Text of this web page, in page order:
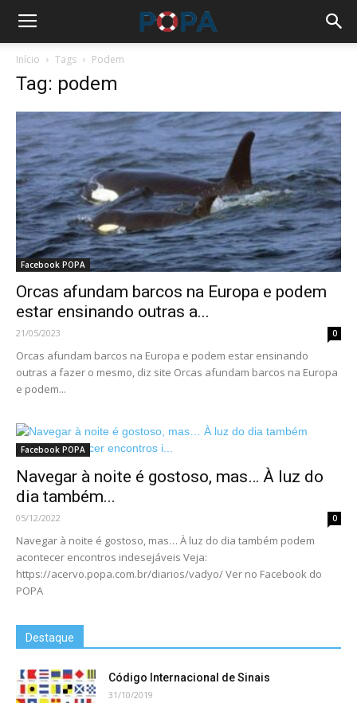
Início Tags Podem
Tag: podem
Facebook POPA
Orcas afundam barcos na Europa e podem
estar ensinando outras a...
21/05/2023 0
Orcas afundam barcos na Europa e podem estar ensinando
outras a fazer o mesmo, diz site Orcas afundam barcos na Europa
e podem...
Facebook POPA
Navegar à noite é gostoso, mas… À luz do
dia também...
05/12/2022 0
Navegar à noite é gostoso, mas… À luz do dia também podem
acontecer encontros indesejáveis Veja:
https://acervo.popa.com.br/diarios/vadyo/ Ver no Facebook do
POPA
Destaque
Código Internacional de Sinais
31/10/2019